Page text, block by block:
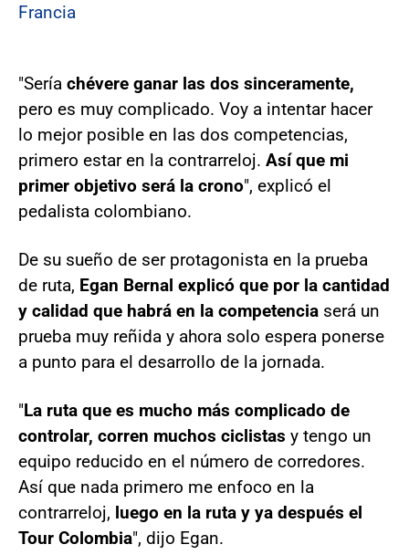
Francia
"Sería chévere ganar las dos sinceramente,
pero es muy complicado. Voy a intentar hacer
lo mejor posible en las dos competencias,
primero estar en la contrarreloj. Así que mi
primer objetivo será la crono", explicó el
pedalista colombiano.
De su sueño de ser protagonista en la prueba
de ruta, Egan Bernal explicó que por la cantidad
y calidad que habrá en la competencia será un
prueba muy reñida y ahora solo espera ponerse
a punto para el desarrollo de la jornada.
"La ruta que es mucho más complicado de
controlar, corren muchos ciclistas y tengo un
equipo reducido en el número de corredores.
Así que nada primero me enfoco en la
contrarreloj, luego en la ruta y ya después el
Tour Colombia", dijo Egan.